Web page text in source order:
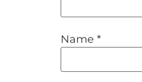
Name *